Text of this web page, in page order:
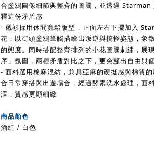
合塗鴉圖像細節與整齊的圖騰， 並透過 Starman
釋這份矛盾感
- 襯衫採用休閒寬鬆版型，正面左右下擺加入
花， 以街頭塗鴉筆觸描繪出叛逆與搞怪姿態，象
的態度。 同時搭配整齊排列的小花圖騰刺繡，展
序」氛圍， 兩種矛盾對比之下，更突顯出自由與
- 面料選用棉麻混紡，兼具亞麻的硬挺感與棉質的
合日常穿搭與出遊場合， 經過酵素洗水處理，面
澤，質感更顯細緻
商品顏色
酒紅 / 白色